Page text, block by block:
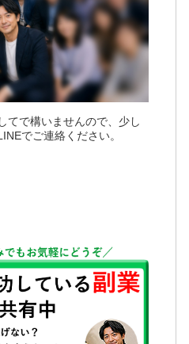
てで構いませんので、少し
でご連絡ください。